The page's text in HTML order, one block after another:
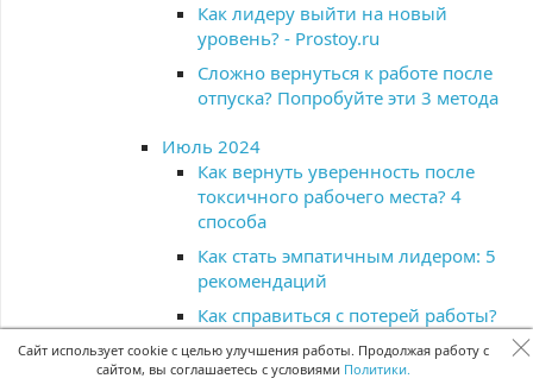
Как лидеру выйти на новый
уровень? - Prostoy.ru
Сложно вернуться к работе после
отпуска? Попробуйте эти 3 метода
Июль 2024
Как вернуть уверенность после
токсичного рабочего места? 4
способа
Как стать эмпатичным лидером: 5
рекомендаций
Как справиться с потерей работы?
10 советов для подготовки
Сайт использует cookie с целью улучшения работы. Продолжая работу с
сайтом, вы соглашаетесь с условиями Политики.